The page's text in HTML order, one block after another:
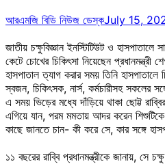
আরএমজি বিডি নিউজ ডেস্কJuly 15,
জাতীয় চক্ষুবিজ্ঞান ইনস্টিটিউট ও হাসপাতালে
কেটে চোখের চিকিৎসা নিয়েছেন প্রধানমন্ত্রী
হাসপাতাল ত্যাগ করার সময় তিনি
স্বজন, চিকিৎসক, নার্স, কর্মচারীসহ সকলের
এ সময় ভিড়ের মধ্যে দাঁড়িয়ে থাকা ছোট্ট
এগিয়ে যান, পরম মমতায় আদর করেন শিশুটিকে।
কাছে জানতে চান- কী করে সে, কার সঙ্গে
১১ বছরের রাব্বি প্রধানমন্ত্রীকে জানায়, সে